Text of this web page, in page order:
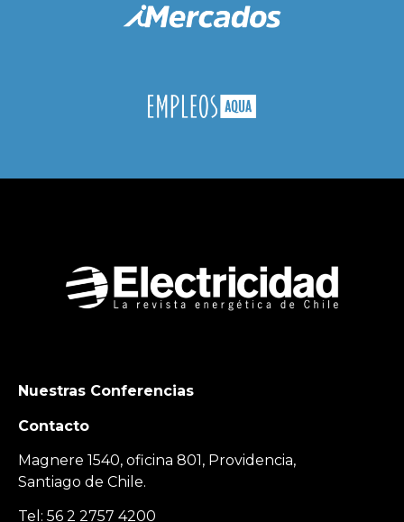
Nuestras Conferencias
Contacto
Magnere 1540, oficina 801, Providencia,
Santiago de Chile.
Tel: 56 2 2757 4200